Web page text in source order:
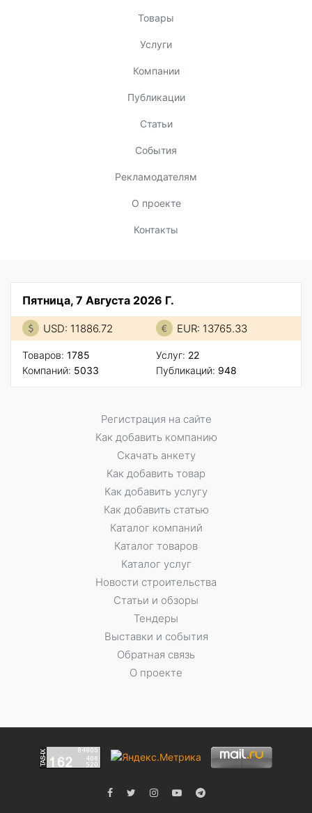
Товары
Услуги
Компании
Публикации
Статьи
События
Рекламодателям
О проекте
Контакты
Пятница, 7 Августа 2026 Г.
USD: 11886.72 EUR: 13765.33
Товаров: 1785
Компаний: 5033
Услуг: 22
Публикаций: 948
Регистрация на сайте
Как добавить компанию
Скачать анкету
Как добавить товар
Как добавить услугу
Как добавить статью
Каталог компаний
Каталог товаров
Каталог услуг
Новости строительства
Статьи и обзоры
Тендеры
Выставки и события
Обратная связь
О проекте